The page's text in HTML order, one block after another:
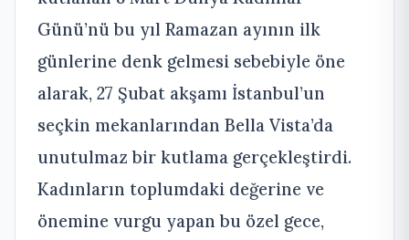
Günü’nü bu yıl Ramazan ayının ilk
günlerine denk gelmesi sebebiyle öne
alarak, 27 Şubat akşamı İstanbul’un
seçkin mekanlarından Bella Vista’da
unutulmaz bir kutlama gerçekleştirdi.
Kadınların toplumdaki değerine ve
önemine vurgu yapan bu özel gece,